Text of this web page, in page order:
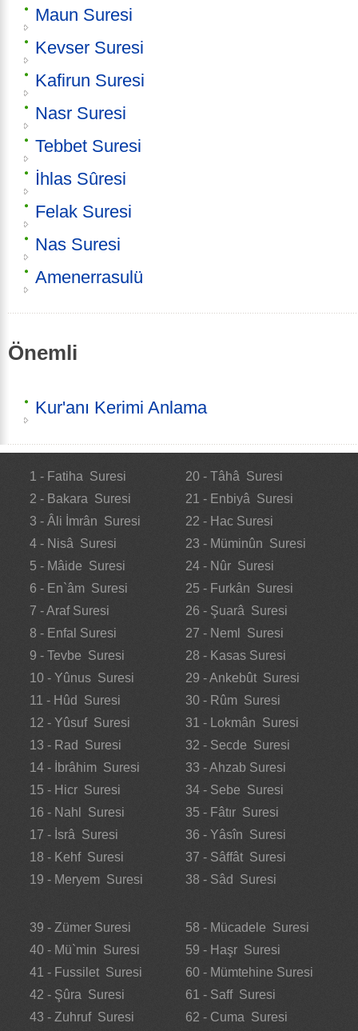
Maun Suresi
Kevser Suresi
Kafirun Suresi
Nasr Suresi
Tebbet Suresi
İhlas Sûresi
Felak Suresi
Nas Suresi
Amenerrasulü
Önemli
Kur'anı Kerimi Anlama
1 - Fatiha Suresi
2 - Bakara Suresi
3 - Âli İmrân Suresi
4 - Nisâ Suresi
5 - Mâide Suresi
6 - En`âm Suresi
7 - Araf Suresi
8 - Enfal Suresi
9 - Tevbe Suresi
10 - Yûnus Suresi
11 - Hûd Suresi
12 - Yûsuf Suresi
13 - Rad Suresi
14 - İbrâhim Suresi
15 - Hicr Suresi
16 - Nahl Suresi
17 - İsrâ Suresi
18 - Kehf Suresi
19 - Meryem Suresi
20 - Tâhâ Suresi
21 - Enbiyâ Suresi
22 - Hac Suresi
23 - Müminûn Suresi
24 - Nûr Suresi
25 - Furkân Suresi
26 - Şuarâ Suresi
27 - Neml Suresi
28 - Kasas Suresi
29 - Ankebût Suresi
30 - Rûm Suresi
31 - Lokmân Suresi
32 - Secde Suresi
33 - Ahzab Suresi
34 - Sebe Suresi
35 - Fâtır Suresi
36 - Yâsîn Suresi
37 - Sâffât Suresi
38 - Sâd Suresi
39 - Zümer Suresi
40 - Mü`min Suresi
41 - Fussilet Suresi
42 - Şûra Suresi
43 - Zuhruf Suresi
58 - Mücadele Suresi
59 - Haşr Suresi
60 - Mümtehine Suresi
61 - Saff Suresi
62 - Cuma Suresi